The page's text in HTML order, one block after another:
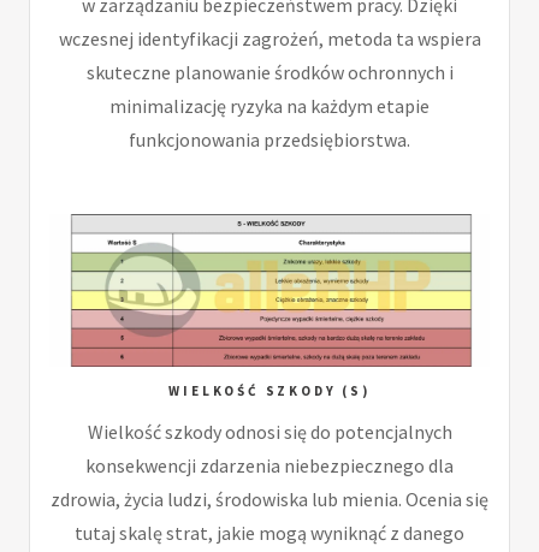
wczesnej identyfikacji zagrożeń, metoda ta wspiera
skuteczne planowanie środków ochronnych i
minimalizację ryzyka na każdym etapie
funkcjonowania przedsiębiorstwa.
WIELKOŚĆ SZKODY (S)
Wielkość szkody odnosi się do potencjalnych
konsekwencji zdarzenia niebezpiecznego dla
zdrowia, życia ludzi, środowiska lub mienia. Ocenia się
tutaj skalę strat, jakie mogą wyniknąć z danego